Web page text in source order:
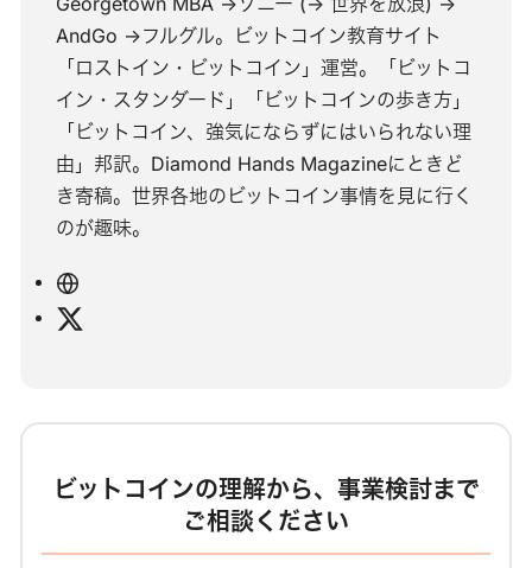
AndGo ->フルグル。ビットコイン教育サイト
「ロストイン・ビットコイン」運営。「ビットコ
イン・スタンダード」「ビットコインの歩き方」
「ビットコイン、強気にならずにはいられない理
由」邦訳。Diamond Hands Magazineにときど
き寄稿。世界各地のビットコイン事情を見に行く
のが趣味。
ウ
ェ
イ
ビットコインの理解から、事業検討まで
ご相談ください